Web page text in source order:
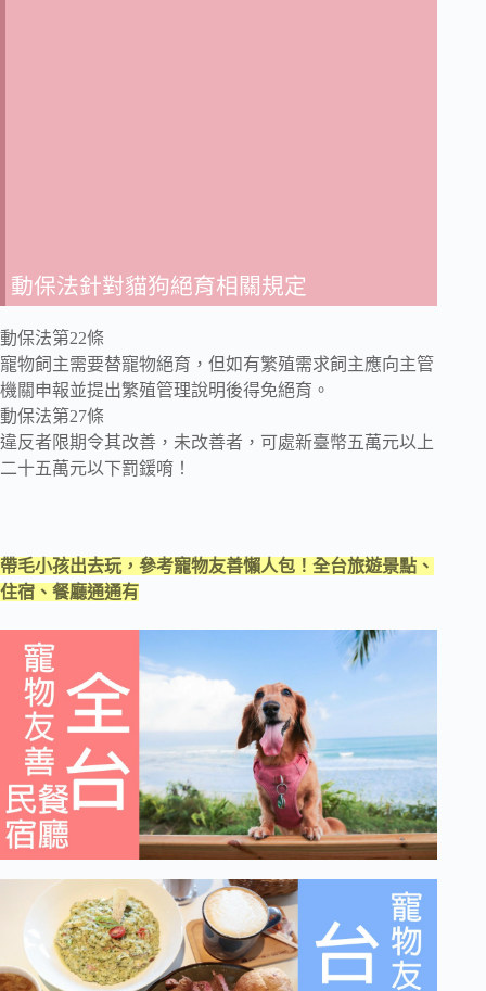
動保法針對貓狗絕育相關規定
動保法第22條
寵物飼主需要替寵物絕育，但如有繁殖需求飼主應向主管
機關申報並提出繁殖管理說明後得免絕育。
動保法第27條
違反者限期令其改善，未改善者，可處新臺幣五萬元以上
二十五萬元以下罰鍰唷！
帶毛小孩出去玩，參考寵物友善懶人包！全台旅遊景點、
住宿、餐廳通通有